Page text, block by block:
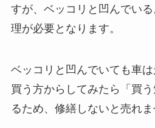
すが、ベッコリと凹んでい
理が必要となります。
ベッコリと凹んでいても車
買う方からしてみたら「買
るため、修繕しないと売れま